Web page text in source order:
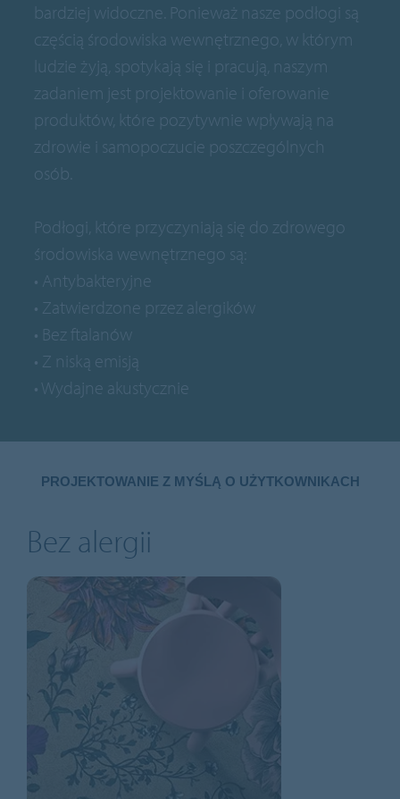
bardziej widoczne. Ponieważ nasze podłogi są
częścią środowiska wewnętrznego, w którym
ludzie żyją, spotykają się i pracują, naszym
zadaniem jest projektowanie i oferowanie
produktów, które pozytywnie wpływają na
zdrowie i samopoczucie poszczególnych
osób.
Podłogi, które przyczyniają się do zdrowego
środowiska wewnętrznego są:
• Antybakteryjne
• Zatwierdzone przez alergików
• Bez ftalanów
• Z niską emisją
• Wydajne akustycznie
PROJEKTOWANIE Z MYŚLĄ O UŻYTKOWNIKACH
Bez alergii